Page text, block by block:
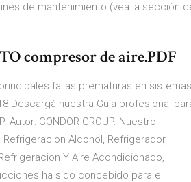
de mantenimiento (vea la sección
compresor de aire.PDF
fallas prematuras en sistemas
Descargá nuestra Guía profesional
CONDOR GROUP. Nuestro
Alcohol, Refrigerador,
Y Aire Acondicionado,
ha sido concebido para el